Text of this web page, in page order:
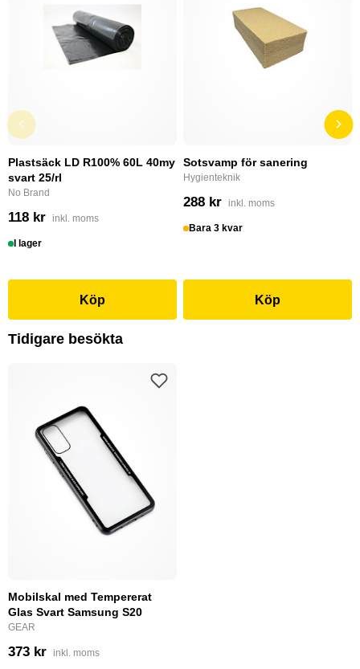
Plastsäck LD R100% 60L 40my
svart 25/rl
No Brand
118 kr inkl. moms
I lager
Köp
Sotsvamp för sanering
Hygienteknik
288 kr inkl. moms
Bara 3 kvar
Köp
Tidigare besökta
Mobilskal med Tempererat
Glas Svart Samsung S20
GEAR
373 kr inkl. moms